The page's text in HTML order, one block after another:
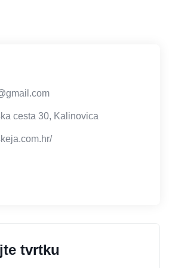
cesta 30, Kalinovica
tvrtku